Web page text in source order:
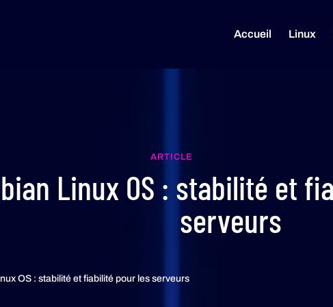
Accueil Linux
ARTICLE
Linux OS : stabilité et
serveurs
OS : stabilité et fiabilité pour les serveurs